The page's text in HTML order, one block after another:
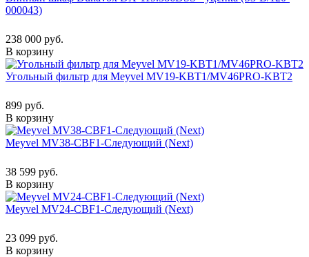
000043)
238 000 руб.
В корзину
Угольный фильтр для Meyvel MV19-KBT1/MV46PRO-KBT2
899 руб.
В корзину
Meyvel MV38-CBF1-Следующий (Next)
38 599 руб.
В корзину
Meyvel MV24-CBF1-Следующий (Next)
23 099 руб.
В корзину